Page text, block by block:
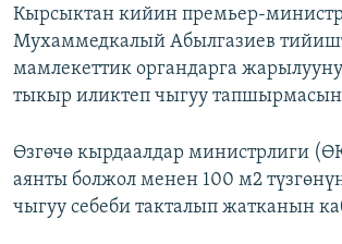
Кырсыктан кийин премьер-министр
Мухаммедкалый Абылгазиев
мамлекеттик органдарга
тыкыр иликтеп чыгуу тапшырмасын
Өзгөчө кырдаалдар министрлиги
аянты болжол менен 100 м2
чыгуу себеби такталып жатканын